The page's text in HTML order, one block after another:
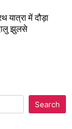
यात्रा में दौड़ा
झुलसे
Search